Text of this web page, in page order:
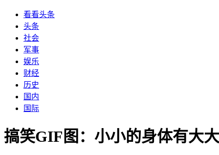
看看头条
头条
社会
军事
娱乐
财经
历史
国内
国际
搞笑GIF图：小小的身体有大